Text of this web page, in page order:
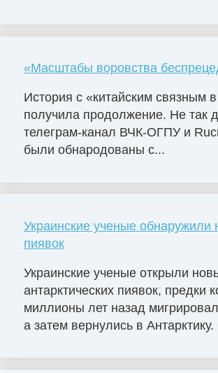
«Масштабы воровства
История с «китайским связным
получила продолжение. Не так
телеграм-канал ВЧК-ОГПУ и
были обнародованы с...
Украинские ученые обнаружили
пиявок
Украинские ученые открыли
антарктических пиявок, предки
миллионы лет назад
а затем вернулись в